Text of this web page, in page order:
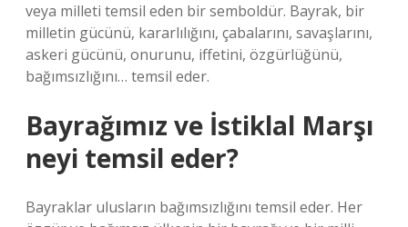
veya milleti temsil eden bir semboldür. Bayrak, bir
milletin gücünü, kararlılığını, çabalarını, savaşlarını,
askeri gücünü, onurunu, iffetini, özgürlüğünü,
bağımsızlığını… temsil eder.
Bayrağımız ve İstiklal Marşı
neyi temsil eder?
Bayraklar ulusların bağımsızlığını temsil eder. Her